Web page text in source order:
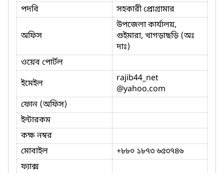
পদবি
সহকারী প্রোগ্রামার
অফিস
উপজেলা কার্যালয়,
গুইমারা, খাগড়াছড়ি (অঃ
দাঃ)
ওয়েব পোর্টল
ইমেইল
rajib44_net
@yahoo.com
ফোন (অফিস)
ইন্টারকম
কক্ষ নম্বর
মোবাইল
+৮৮০ ১৮৭৩ ৬৫৩৭৪৬
ফ্যাক্স